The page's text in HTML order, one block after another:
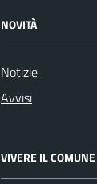
NOVITÀ
Notizie
Avvisi
VIVERE IL COMUNE